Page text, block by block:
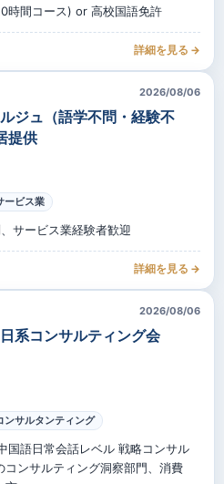
時間コース) or 高校国語免許
詳細を見る →
2026/08/06
ジュ（語学不問・経験不
提供
ービス業
サービス業経験者歓迎
詳細を見る →
2026/08/06
系コンサルティング会
ンサルタンティング
国語日常会話レベル 戦略コンサル
ンサルティング洞察部門、消費